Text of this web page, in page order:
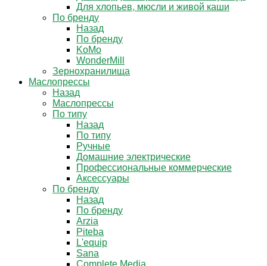
Для хлопьев, мюсли и живой каши
По бренду
Назад
По бренду
KoMo
WonderMill
Зернохранилища
Маслопрессы
Назад
Маслопрессы
По типу
Назад
По типу
Ручные
Домашние электрические
Профессиональные коммерческие
Аксессуары
По бренду
Назад
По бренду
Arzia
Piteba
L'equip
Sana
Complete Media